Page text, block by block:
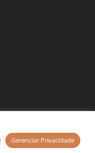
Gerenciar Privacidade